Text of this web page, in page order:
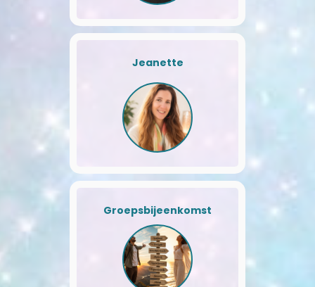
Jeanette
Groepsbijeenkomst